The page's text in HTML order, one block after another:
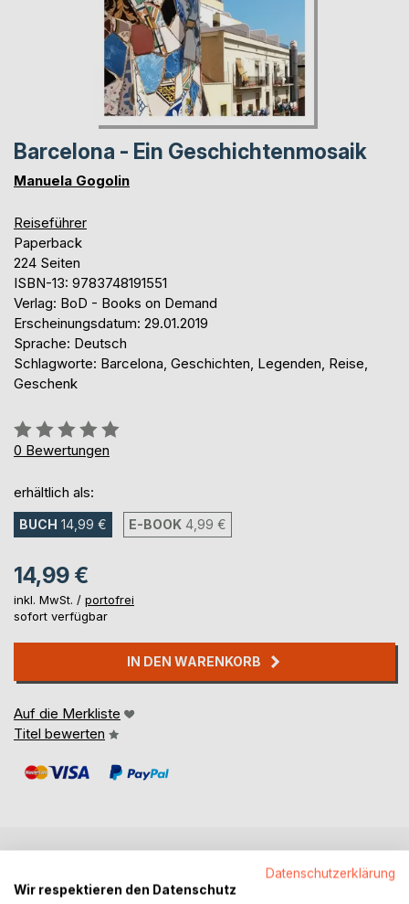
Barcelona - Ein Geschichtenmosaik
Manuela Gogolin
Reiseführer
Paperback
224 Seiten
ISBN-13: 9783748191551
Verlag: BoD - Books on Demand
Erscheinungsdatum: 29.01.2019
Sprache: Deutsch
Schlagworte: Barcelona, Geschichten, Legenden, Reise,
Geschenk
Bewertung::
0%
0 Bewertungen
erhältlich als:
BUCH 14,99 € E-BOOK 4,99 €
14,99 €
inkl. MwSt. / portofrei
sofort verfügbar
IN DEN WARENKORB
Auf die Merkliste
Titel bewerten
Datenschutzerklärung
Wir respektieren den Datenschutz